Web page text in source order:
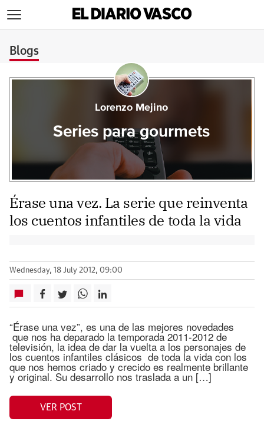
Blogs
Lorenzo Mejino
Series para gourmets
Érase una vez. La serie que reinventa
los cuentos infantiles de toda la vida
Wednesday, 18 July 2012, 09:00
“Érase una vez”, es una de las mejores novedades
que nos ha deparado la temporada 2011-2012 de
televisión, la idea de dar la vuelta a los personajes de
los cuentos infantiles clásicos de toda la vida con los
que nos hemos criado y crecido es realmente brillante
y original. Su desarrollo nos traslada a un […]
VER POST